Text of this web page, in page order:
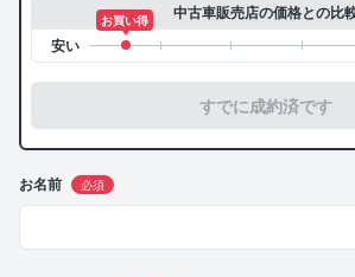
中古車販売店の価格との比
お買い得
すでに成約済です
お名前 必須